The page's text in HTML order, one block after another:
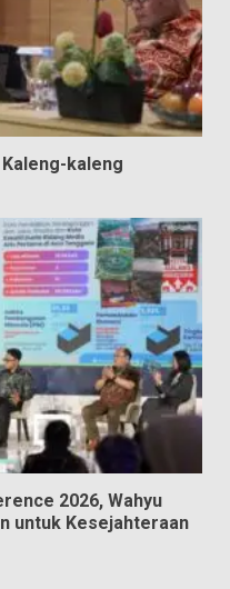
kaleng
2026, Wahyu
untuk Kesejahteraan